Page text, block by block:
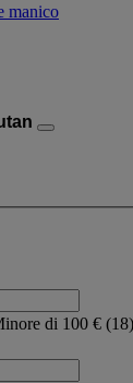
manico
di 100 € (18)